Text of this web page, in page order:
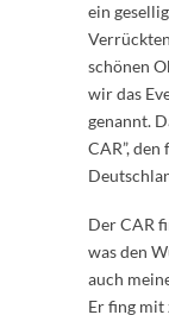
ein
schönen
wir das
genannt.
CAR”,
Der CAR
was den
auch
Er fing mit